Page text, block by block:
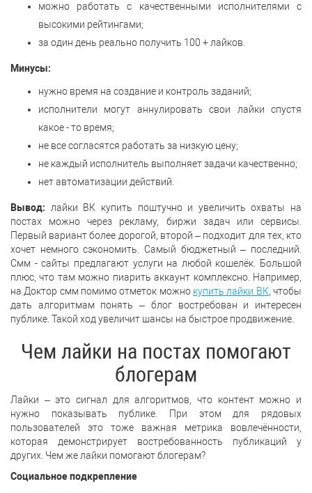
можно работать с качественными исполнителями с
высокими рейтингами;
за один день реально получить 100 + лайков.
Минусы:
нужно время на создание и контроль заданий;
исполнители могут аннулировать свои лайки спустя
какое - то время;
не все согласятся работать за низкую цену;
не каждый исполнитель выполняет задачи качественно;
нет автоматизации действий.
Вывод: лайки ВК купить поштучно и увеличить охваты на
постах можно через рекламу, биржи задач или сервисы.
Первый вариант более дорогой, второй – подходит для тех, кто
хочет немного сэкономить. Самый бюджетный – последний.
Смм - сайты предлагают услуги на любой кошелёк. Большой
плюс, что там можно пиарить аккаунт комплексно. Например,
на Доктор смм помимо отметок можно купить лайки ВК , чтобы
дать алгоритмам понять – блог востребован и интересен
публике. Такой ход увеличит шансы на быстрое продвижение.
Чем лайки на постах помогают
блогерам
Лайки – это сигнал для алгоритмов, что контент можно и
нужно показывать публике. При этом для рядовых
пользователей это тоже важная метрика вовлечённости,
которая демонстрирует востребованность публикаций у
других. Чем же лайки помогают блогерам?
Социальное подкрепление